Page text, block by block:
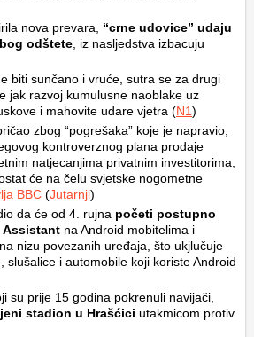
nova prevara, “crne udovice” udaju
odštete , iz nasljedstva izbacuju
biti sunčano i vruće, sutra se za drugi
jak razvoj kumulusne naoblake uz
i mahovite udare vjetra (N1)
zbog “pogrešaka” koje je napravio,
kontroverznog plana prodaje
natjecanjima privatnim investitorima,
će na čelu svjetske nogometne
BBC (Jutarnji)
da će od 4. rujna početi postupno
Assistant na Android mobitelima i
nizu povezanih uređaja, što ukjlučuje
slušalice i automobile koji koriste Android
su prije 15 godina pokrenuli navijači,
stadion u Hrašćici utakmicom protiv